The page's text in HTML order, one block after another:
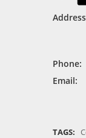
Phone:
Email:
TAGS: